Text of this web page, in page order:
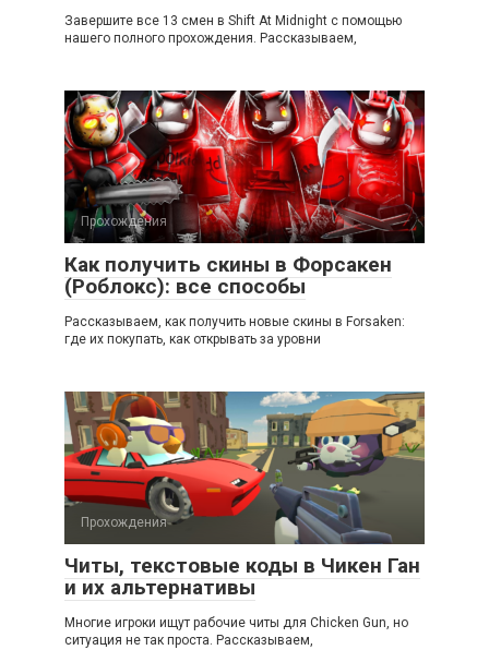
Завершите все 13 смен в Shift At Midnight с помощью
нашего полного прохождения. Рассказываем,
Прохождения
Как получить скины в Форсакен
(Роблокс): все способы
Рассказываем, как получить новые скины в Forsaken:
где их покупать, как открывать за уровни
Прохождения
Читы, текстовые коды в Чикен Ган
и их альтернативы
Многие игроки ищут рабочие читы для Chicken Gun, но
ситуация не так проста. Рассказываем,